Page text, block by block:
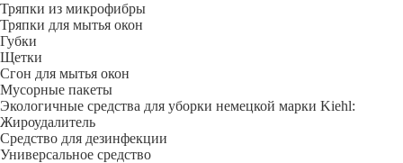
Тряпки из микрофибры
Тряпки для мытья окон
Губки
Щетки
Сгон для мытья окон
Мусорные пакеты
Экологичные средства для уборки немецкой марки Kiehl:
Жироудалитель
Средство для дезинфекции
Универсальное средство